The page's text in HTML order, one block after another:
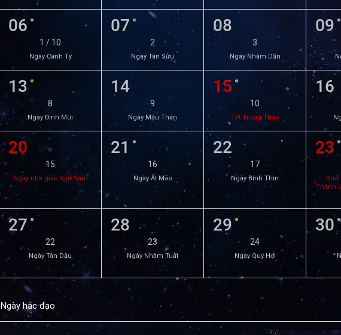
06
1 / 10
Ngày Canh Tý
07
2
Ngày Tân Sửu
08
3
Ngày Nhâm Dần
09
13
8
Ngày Đinh Mùi
14
9
Ngày Mậu Thân
15
10
Tết Trùng Thập
16
20
15
Ngày nhà giáo Việt Nam
21
16
Ngày Ất Mão
22
17
Ngày Bính Thìn
23
Thành
27
22
Ngày Tân Dậu
28
23
Ngày Nhâm Tuất
29
24
Ngày Quý Hợi
30
Ngày hắc đạo